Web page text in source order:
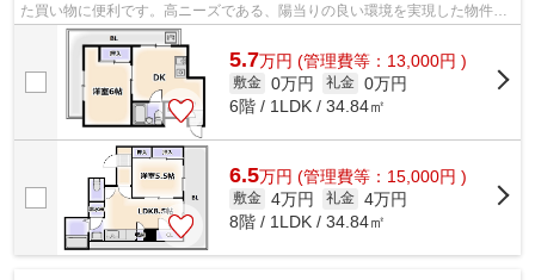
た買い物に便利です。高ニーズである、陽当りの良い環境を実現した物件と
なっています。駅まで歩いてアクセス...
5.7万円 (管理費等：13,000円 )
敷金 0万円 礼金 0万円
6階 / 1LDK / 34.84㎡
6.5万円 (管理費等：15,000円 )
敷金 4万円 礼金 4万円
8階 / 1LDK / 34.84㎡